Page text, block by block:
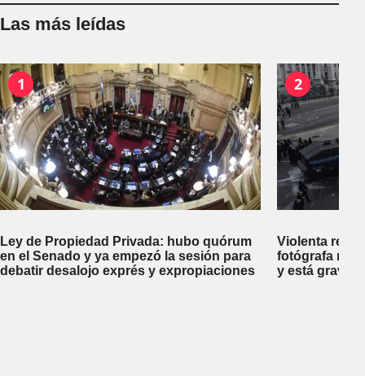
Las más leídas
1
Ley de Propiedad Privada: hubo quórum
en el Senado y ya empezó la sesión para
debatir desalojo exprés y expropiaciones
2
Violenta
fotógrafa
y está